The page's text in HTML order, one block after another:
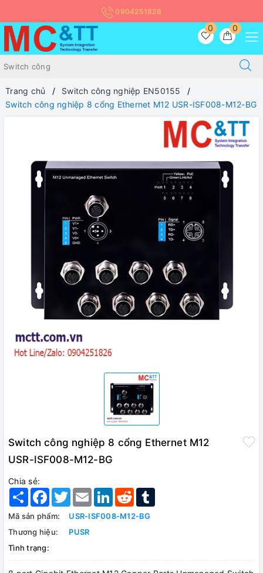
0904251826
0
0
Trang chủ
Switch công nghiệp EN50155
Switch công nghiệp 8 cổng Ethernet M12 USR-ISF008-M12-BG
Switch công nghiệp 8 cổng Ethernet M12
USR-ISF008-M12-BG
Chia sẻ:
Share Facebook
TwitterEmail LinkedInReddit
Mã sản phẩm:
USR-ISF008-M12-BG
Thương hiệu:
PUSR
Tình trạng: